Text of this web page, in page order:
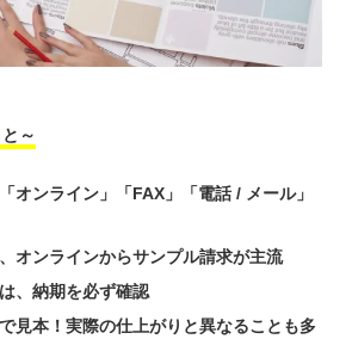
～
オンライン」「FAX」「電話 / メール」
オンラインからサンプル請求が主流
、納期を必ず確認
見本！実際の仕上がりと異なることも多